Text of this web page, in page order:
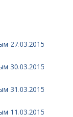
27.03.2015
30.03.2015
31.03.2015
11.03.2015